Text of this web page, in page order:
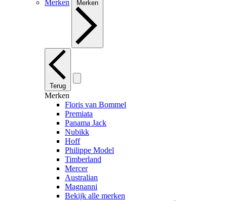
Merken
Merken
Terug
Merken
Floris van Bommel
Premiata
Panama Jack
Nubikk
Hoff
Philippe Model
Timberland
Mercer
Australian
Magnanni
Bekijk alle merken